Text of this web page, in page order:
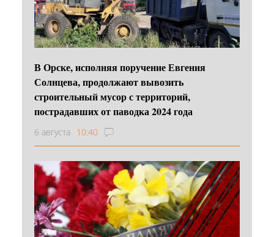
В Орске, исполняя поручение Евгения
Солнцева, продолжают вывозить
строительный мусор с территорий,
пострадавших от паводка 2024 года
6 августа 10:40